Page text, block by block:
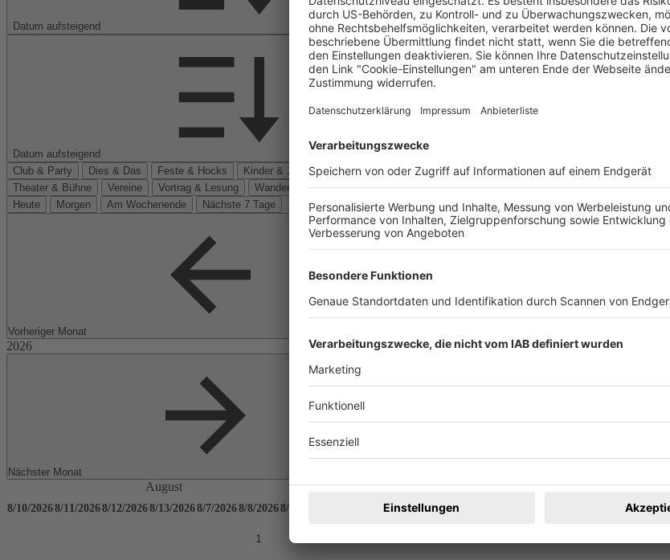
Datum aufsteigend
Datum aufsteigend
Club & Party
Dies & Das Feste & Hocks Kinder & Jugend Kino Klassik Kunst & Museen Märkte & Messen Narretei
Theater & Bühne
Vereine Vortrag & Lesung
Wanderungen
Heute
Morgen Am Wochenende Nächste 7 Tage
Vorheriger Monat
Nächster Monat